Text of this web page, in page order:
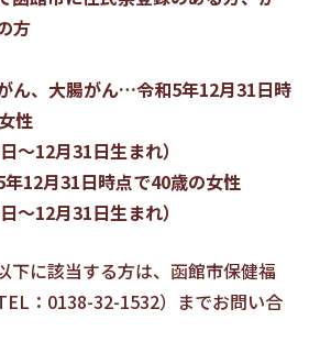
方
ん、大腸がん…令和5年12月31日時
性
～12月31日生まれ）
12月31日時点で40歳の女性
～12月31日生まれ）
下に該当する方は、函館市保健福
：0138-32-1532）までお問い合